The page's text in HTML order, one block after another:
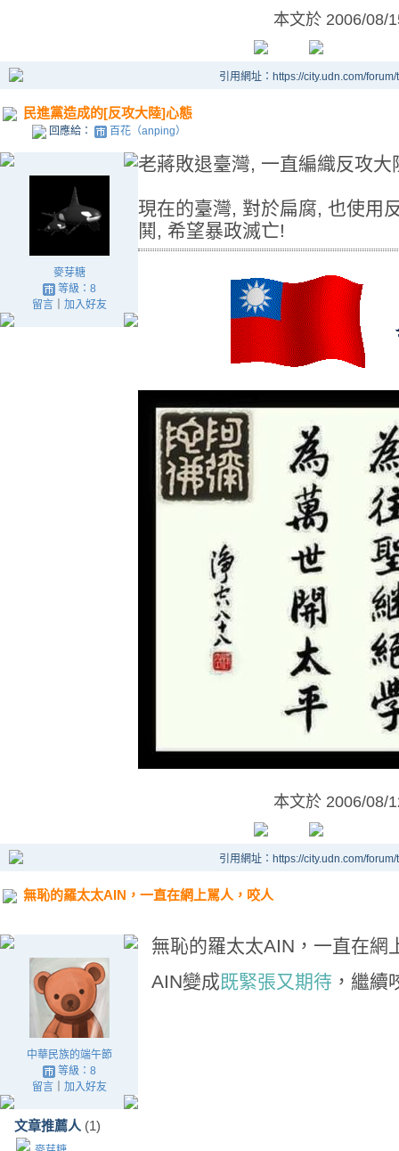
本文於 2006/08/
引用網址：https://city.udn.com/
民進黨造成的[反攻大陸]心態
回應給： 百花（anping）
麥芽糖
等級：8
留言｜ 加入好友
老蔣敗退臺灣, 一直編織反攻大
現在的臺灣, 對於扁腐, 也使用
鬨, 希望暴政滅亡!
本文於 2006/08/
引用網址：https://city.udn.com/
無恥的羅太太AIN，一直在網上駡人，咬人
中華民族的端午節
等級：8
留言｜ 加入好友
文章推薦人 (1)
無恥的羅太太AIN，一直在網
AIN變成既緊張又期待 ，繼續